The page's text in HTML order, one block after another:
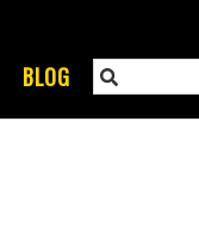
BLOG